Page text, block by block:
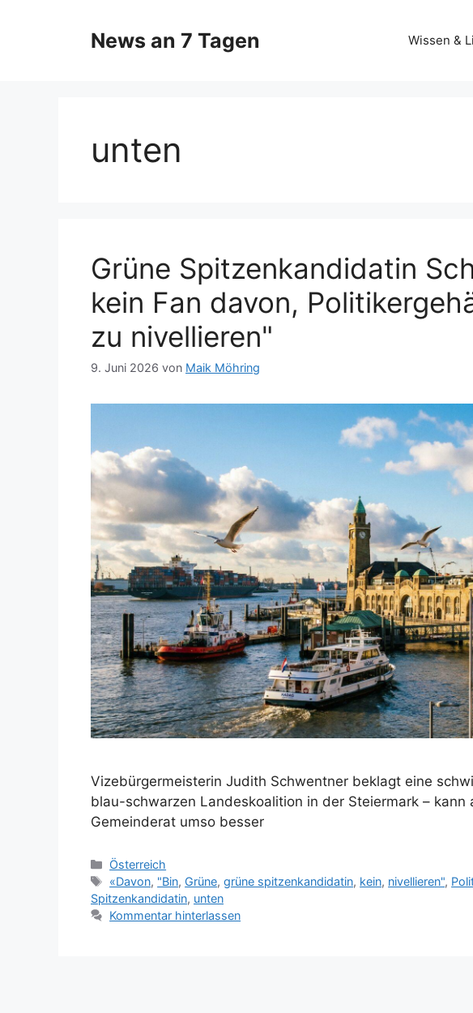
News an 7 Tagen Wissen &
unten
Grüne Spitzenkandidatin
kein Fan davon,
zu nivellieren"
9. Juni 2026 von Maik Möhring
Vizebürgermeisterin Judith Schwentner beklagt eine
blau-schwarzen Landeskoalition in der Steiermark – kann
Gemeinderat umso besser
Kategorien
Österreich
Schlagwörter
«Davon, "Bin, Grüne,grüne spitzenkandidatin, kein, nivellieren",
Spitzenkandidatin, unten
Kommentar hinterlassen